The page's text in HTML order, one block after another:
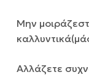
Μην
Αλλάζετε